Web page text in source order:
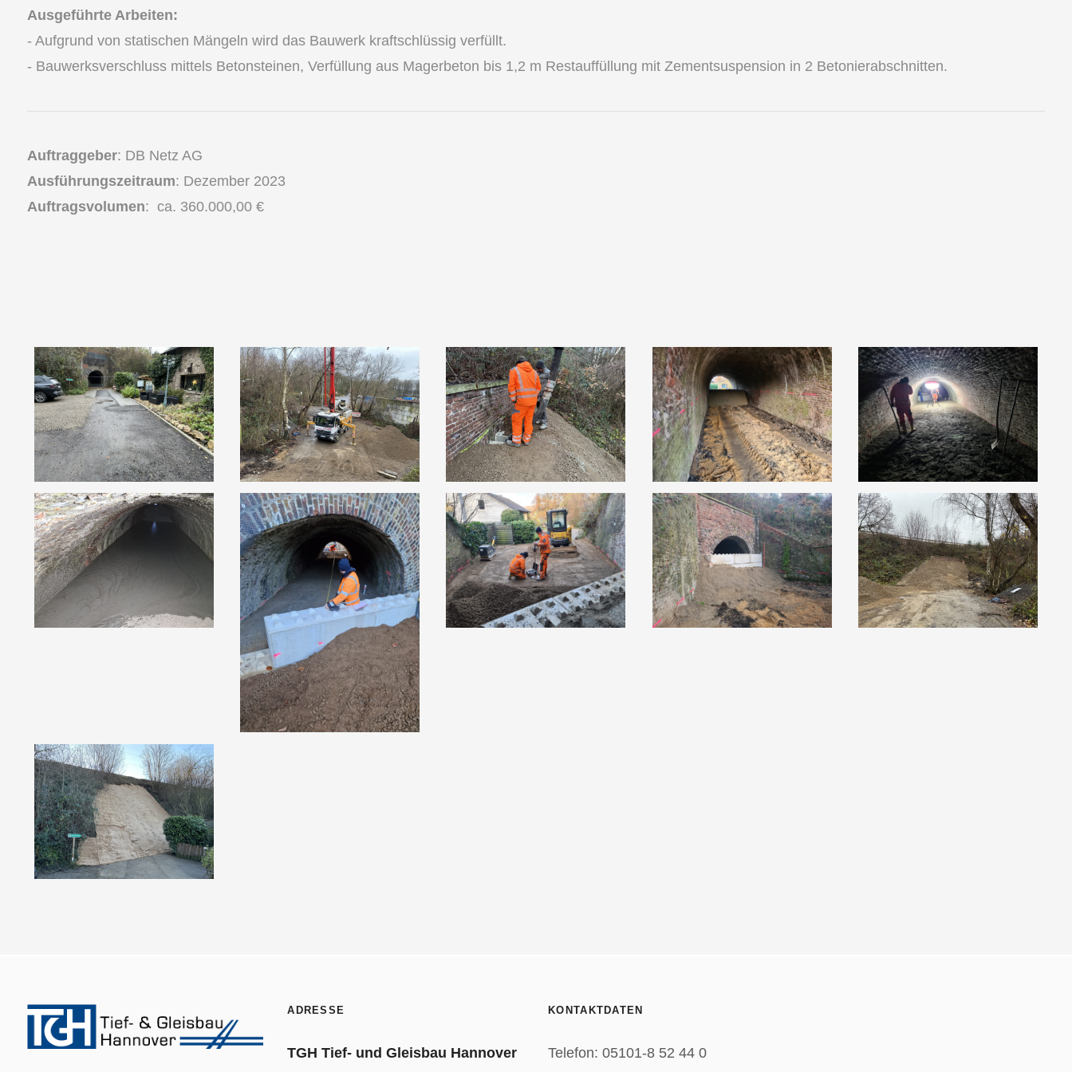
Ausgeführte Arbeiten:
- Aufgrund von statischen Mängeln wird das Bauwerk kraftschlüssig verfüllt.
- Bauwerksverschluss mittels Betonsteinen, Verfüllung aus Magerbeton bis 1,2 m Restauffüllung mit Zementsuspension in 2 Betonierabschnitten.
Auftraggeber: DB Netz AG
Ausführungszeitraum: Dezember 2023
Auftragsvolumen: ca. 360.000,00 €
ADRESSE
TGH Tief- und Gleisbau Hannover
KONTAKTDATEN
Telefon: 05101-8 52 44 0